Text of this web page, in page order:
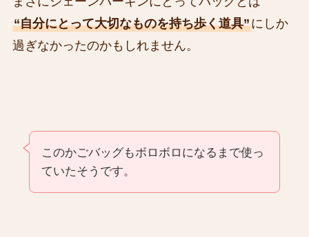
“自分にとって大切なものを持ち歩く道具”にしか
過ぎなかったのかもしれません。
このかごバッグもボロボロになるまで使っ
ていたそうです。